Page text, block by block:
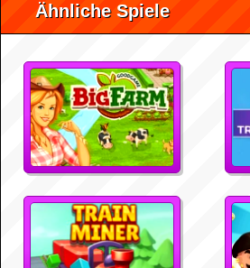
Ähnliche Spiele